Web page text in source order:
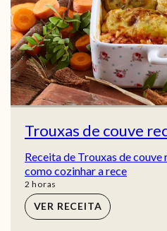
Trouxas de couve
Receita de Trouxas de couve
como cozinhar a rece
2 horas
horas
VER RECEITA